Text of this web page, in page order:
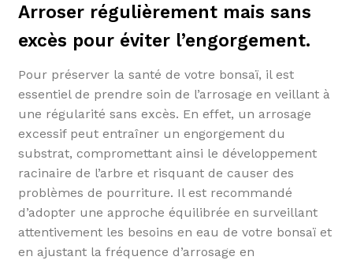
Arroser régulièrement mais sans
excès pour éviter l’engorgement.
Pour préserver la santé de votre bonsaï, il est
essentiel de prendre soin de l’arrosage en veillant à
une régularité sans excès. En effet, un arrosage
excessif peut entraîner un engorgement du
substrat, compromettant ainsi le développement
racinaire de l’arbre et risquant de causer des
problèmes de pourriture. Il est recommandé
d’adopter une approche équilibrée en surveillant
attentivement les besoins en eau de votre bonsaï et
en ajustant la fréquence d’arrosage en